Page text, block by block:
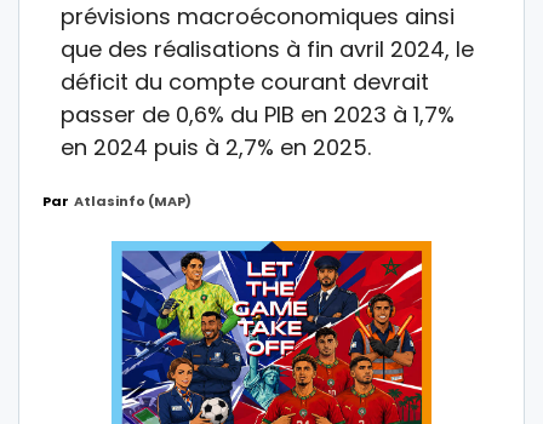
prévisions macroéconomiques ainsi
que des réalisations à fin avril 2024, le
déficit du compte courant devrait
passer de 0,6% du PIB en 2023 à 1,7%
en 2024 puis à 2,7% en 2025.
Par Atlasinfo (MAP)